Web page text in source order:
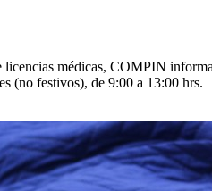
licencias médicas, COMPIN
(no festivos), de 9:00 a 13:00 hrs.